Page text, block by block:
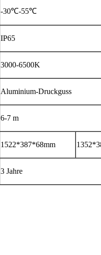
-30℃-55℃
IP65
3000-6500K
Aluminium-Druckguss
6-7 m
1522*387*68mm
3 Jahre